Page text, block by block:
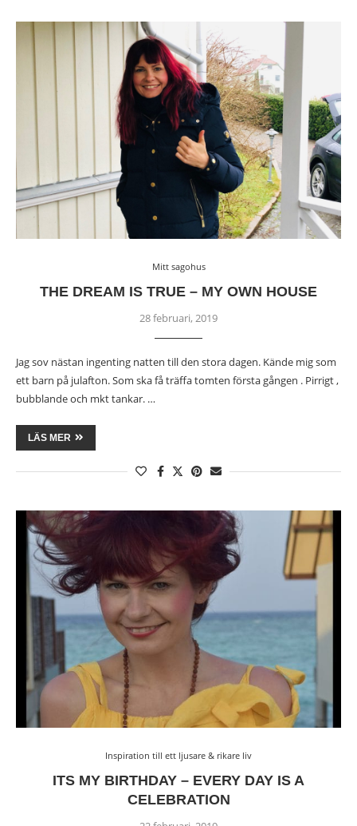
Mitt sagohus
THE DREAM IS TRUE – MY OWN HOUSE
28 februari, 2019
Jag sov nästan ingenting natten till den stora dagen. Kände mig som
ett barn på julafton. Som ska få träffa tomten första gången . Pirrigt ,
bubblande och mkt tankar. …
LÄS MER
Inspiration till ett ljusare & rikare liv
ITS MY BIRTHDAY – EVERY DAY IS A
CELEBRATION